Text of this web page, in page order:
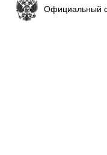
Официальный